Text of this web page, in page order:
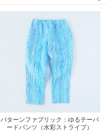
パターンファブリック：ゆるテーパ
ードパンツ（水彩ストライプ）